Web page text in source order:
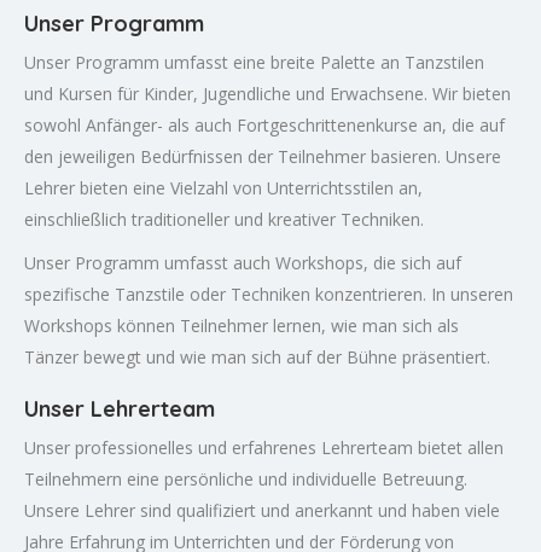
Unser Programm
Unser Programm umfasst eine breite Palette an Tanzstilen
und Kursen für Kinder, Jugendliche und Erwachsene. Wir bieten
sowohl Anfänger- als auch Fortgeschrittenenkurse an, die auf
den jeweiligen Bedürfnissen der Teilnehmer basieren. Unsere
Lehrer bieten eine Vielzahl von Unterrichtsstilen an,
einschließlich traditioneller und kreativer Techniken.
Unser Programm umfasst auch Workshops, die sich auf
spezifische Tanzstile oder Techniken konzentrieren. In unseren
Workshops können Teilnehmer lernen, wie man sich als
Tänzer bewegt und wie man sich auf der Bühne präsentiert.
Unser Lehrerteam
Unser professionelles und erfahrenes Lehrerteam bietet allen
Teilnehmern eine persönliche und individuelle Betreuung.
Unsere Lehrer sind qualifiziert und anerkannt und haben viele
Jahre Erfahrung im Unterrichten und der Förderung von